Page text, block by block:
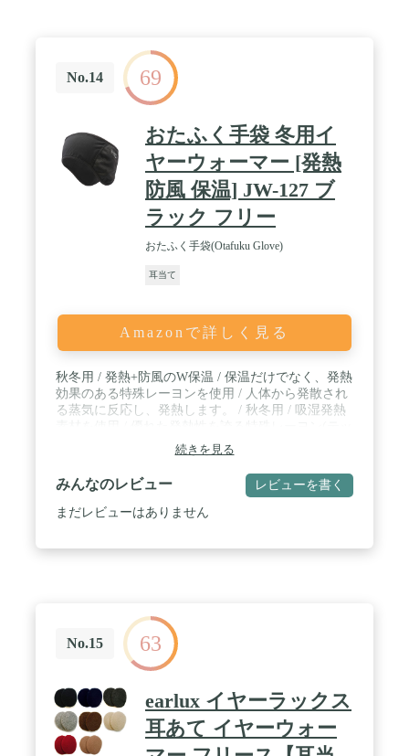
No.14 69
おたふく手袋 冬用イ
ヤーウォーマー [発熱
防風 保温] JW-127 ブ
ラック フリー
おたふく手袋(Otafuku Glove)
耳当て
Amazonで詳しく見る
秋冬用 / 発熱+防風のW保温 / 保温だけでなく、発熱
効果のある特殊レーヨンを使用 / 人体から発散され
る蒸気に反応し、発熱します。 / 秋冬用 / 吸湿発熱
クサーモ)により、人体から常に発散されている蒸
気などの水分に反応し繊維がすばやく発熱、また持
続します。
続きを見る
みんなのレビュー レビューを書く
まだレビューはありません
No.15 63
earlux イヤーラックス
耳あて イヤーウォー